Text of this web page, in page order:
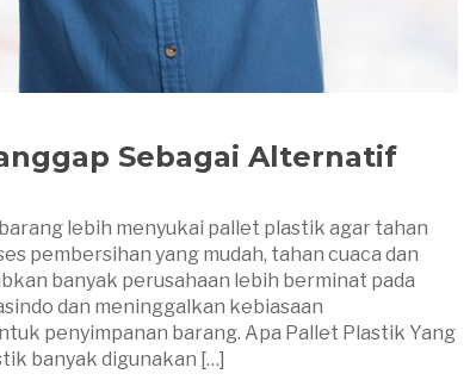
Sebagai Alternatif
lebih menyukai pallet plastik agar tahan
pembersihan yang mudah, tahan cuaca dan
banyak perusahaan lebih berminat pada
dan meninggalkan kebiasaan
penyimpanan barang. Apa Pallet Plastik Yang
banyak digunakan […]